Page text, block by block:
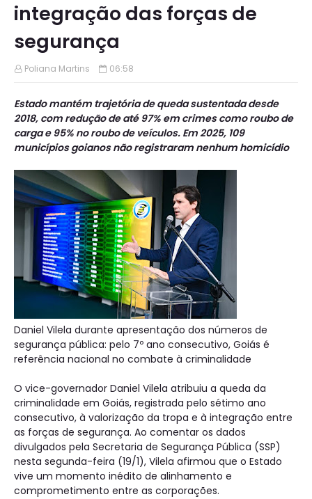
integração das forças de
segurança
Poliana Martins 06:58
Estado mantém trajetória de queda sustentada desde
2018, com redução de até 97% em crimes como roubo de
carga e 95% no roubo de veículos. Em 2025, 109
municípios goianos não registraram nenhum homicídio
Daniel Vilela durante apresentação dos números de
segurança pública: pelo 7º ano consecutivo, Goiás é
referência nacional no combate à criminalidade
O vice-governador Daniel Vilela atribuiu a queda da
criminalidade em Goiás, registrada pelo sétimo ano
consecutivo, à valorização da tropa e à integração entre
as forças de segurança. Ao comentar os dados
divulgados pela Secretaria de Segurança Pública (SSP)
nesta segunda-feira (19/1), Vilela afirmou que o Estado
vive um momento inédito de alinhamento e
comprometimento entre as corporações.